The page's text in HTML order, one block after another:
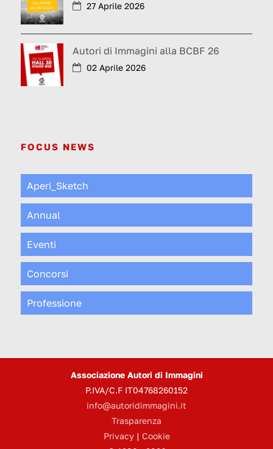
27 Aprile 2026
Autori di Immagini alla BCBF 26
02 Aprile 2026
FOCUS NEWS
Aperi_Sketch
Annual
Eventi
Concorsi
Professione
Associazione Autori di Immagini
P.IVA/C.F IT04768260152
info@autoridimmagini.it
Trasparenza
Privacy| Cookie